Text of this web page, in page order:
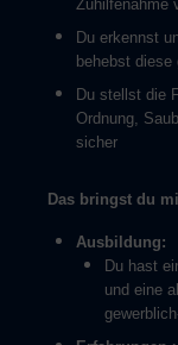
Zuhilfenahme
Du erkennst
behebst
Du stellst die
Ordnung,
sicher
Das bringst du
Ausbildung:
Du hast
und eine